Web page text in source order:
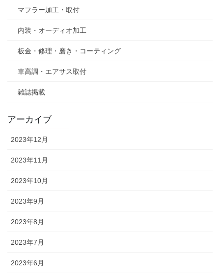
マフラー加工・取付
内装・オーディオ加工
板金・修理・磨き・コーティング
車高調・エアサス取付
雑誌掲載
アーカイブ
2023年12月
2023年11月
2023年10月
2023年9月
2023年8月
2023年7月
2023年6月